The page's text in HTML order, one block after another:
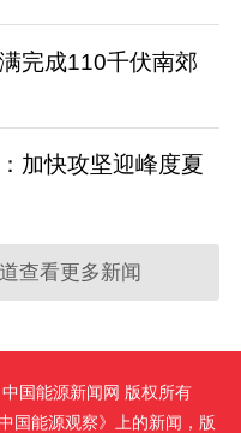
完成110千伏南郊
加快攻坚迎峰度夏
查看更多新闻
国能源新闻网 版权所有
国能源观察》上的新闻，版